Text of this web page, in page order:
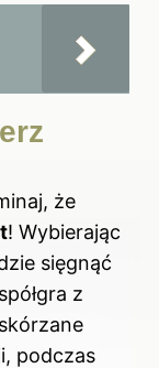
że
! Wybierając
sięgnąć
z
podczas